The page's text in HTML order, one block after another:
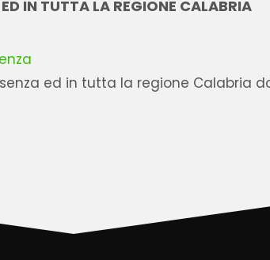
IN TUTTA LA REGIONE CALABRIA
ed in tutta la regione Calabria